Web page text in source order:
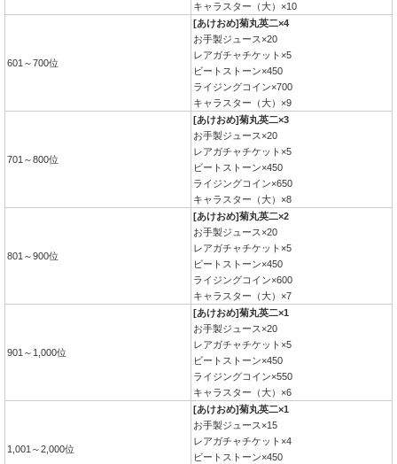
キャラスター（大）×10
601～700位
[あけおめ]菊丸英二×4
お手製ジュース×20
レアガチャチケット×5
ビートストーン×450
ライジングコイン×700
キャラスター（大）×9
701～800位
[あけおめ]菊丸英二×3
お手製ジュース×20
レアガチャチケット×5
ビートストーン×450
ライジングコイン×650
キャラスター（大）×8
801～900位
[あけおめ]菊丸英二×2
お手製ジュース×20
レアガチャチケット×5
ビートストーン×450
ライジングコイン×600
キャラスター（大）×7
901～1,000位
[あけおめ]菊丸英二×1
お手製ジュース×20
レアガチャチケット×5
ビートストーン×450
ライジングコイン×550
キャラスター（大）×6
1,001～2,000位
[あけおめ]菊丸英二×1
お手製ジュース×15
レアガチャチケット×4
ビートストーン×450